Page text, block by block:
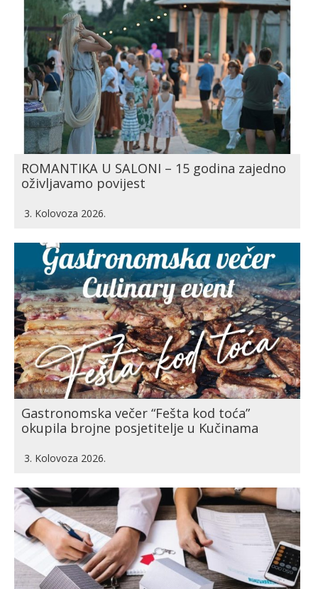
ROMANTIKA U SALONI – 15 godina zajedno
oživljavamo povijest
3. Kolovoza 2026.
Gastronomska večer “Fešta kod toća”
okupila brojne posjetitelje u Kučinama
3. Kolovoza 2026.